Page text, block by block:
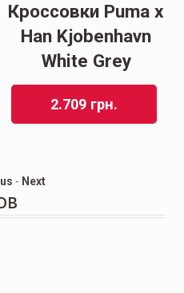
Кроссовки Puma x
Han Kjobenhavn
White Grey
2.709 грн.
- Next